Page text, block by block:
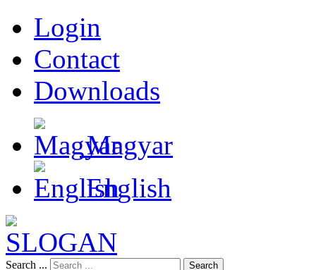
Login
Contact
Downloads
Magyar
English
Search ... Search